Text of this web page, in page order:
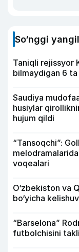
So‘nggi
Taniqli rejissyor
bilmaydigan 6
Saudiya
husiylar
hujum qildi
“Tansoqchi”:
voqealari
O‘zbekiston va
bo‘yicha
“Barselona”
futbolchisini